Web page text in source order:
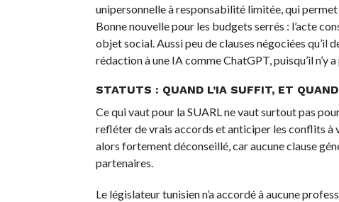
unipersonnelle à responsabilité limitée, qui
Bonne nouvelle pour les budgets serrés : l’acte
objet social. Aussi peu de clauses négociées
rédaction à une IA comme ChatGPT, puisqu’il n’y
STATUTS : QUAND L’IA SUFFIT, ET
Ce qui vaut pour la SUARL ne vaut surtout pas
refléter de vrais accords et anticiper les conflits
alors fortement déconseillé, car aucune clause
partenaires.
Le législateur tunisien n’a accordé à aucune